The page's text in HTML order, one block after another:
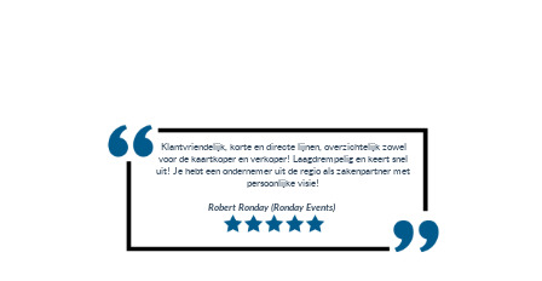
Klantvriendelijk, korte en directe lijnen, overzichtelijk zowel
voor de kaartkoper en verkoper! Laagdrempelig en keert snel
uit! Je hebt een ondernemer uit de regio als zakenpartner met
persoonlijke visie!
Robert Ronday (Ronday Events)